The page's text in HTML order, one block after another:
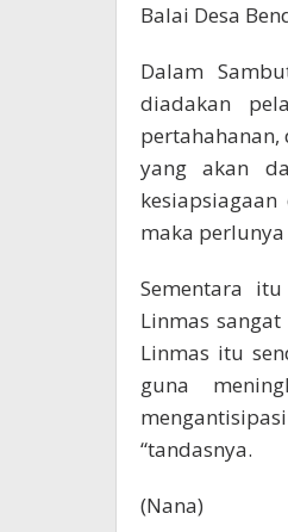
Balai Desa
Dalam
diadakan
pertahahanan,
yang akan
maka
Sementara
Linmas
Linmas itu
guna
“tandasnya.
(Nana)